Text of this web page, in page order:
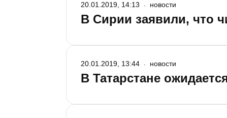
В Сирии заявили, что
20.01.2019, 14:13 новости
В Татарстане
20.01.2019, 13:44 новости